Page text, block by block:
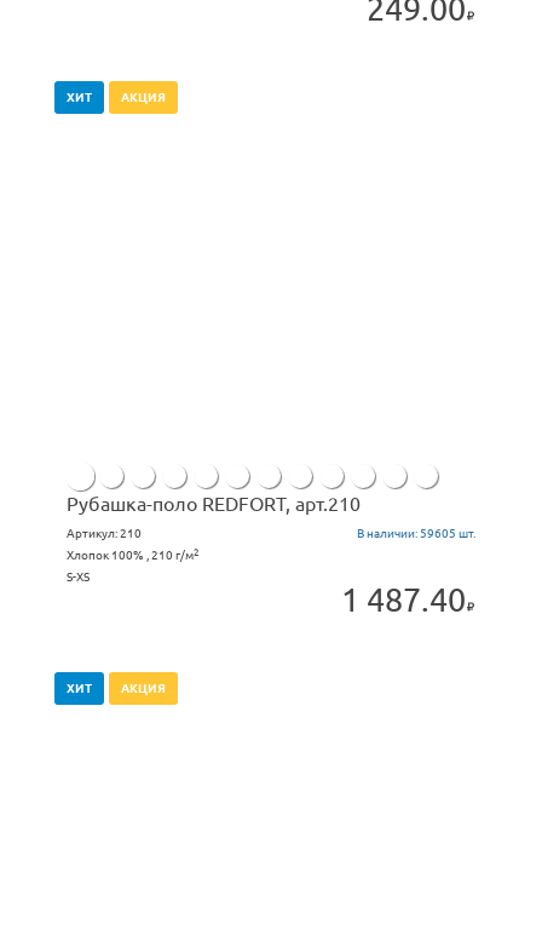
249.00
ХИТ АКЦИЯ
Рубашка-поло REDFORT, арт.210
Артикул:210 В наличии:59605 шт.
Хлопок 100% , 210 г/м2
S-XS
1 487.40
ХИТ АКЦИЯ